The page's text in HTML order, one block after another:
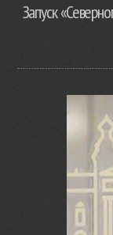
Запуск